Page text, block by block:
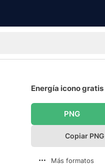
Energía icono gratis
PNG
Copiar PNG
Más formatos